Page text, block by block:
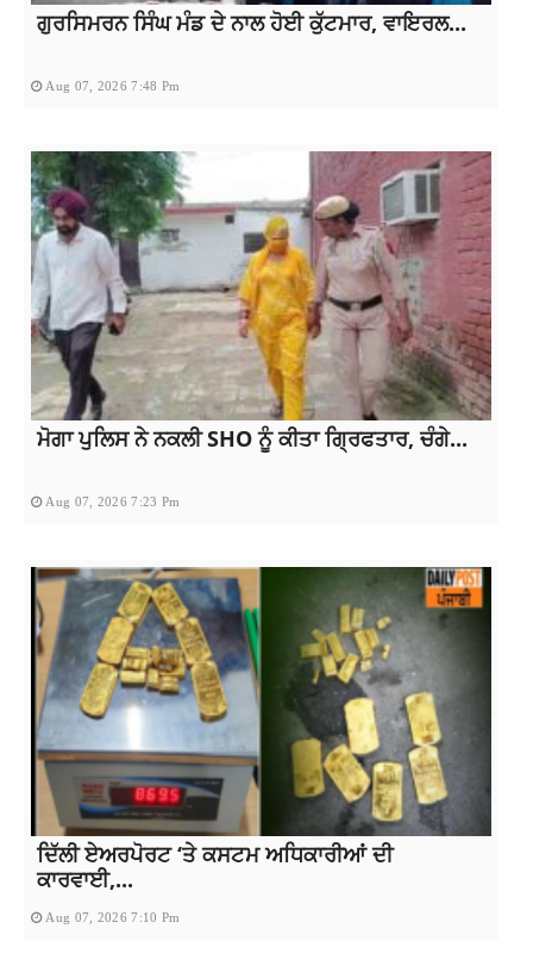
ਗੁਰਸਿਮਰਨ ਸਿੰਘ ਮੰਡ ਦੇ ਨਾਲ ਹੋਈ ਕੁੱਟਮਾਰ, ਵਾਇਰਲ...
Aug 07, 2026 7:48 Pm
ਮੋਗਾ ਪੁਲਿਸ ਨੇ ਨਕਲੀ SHO ਨੂੰ ਕੀਤਾ ਗ੍ਰਿਫਤਾਰ, ਚੰਗੇ...
Aug 07, 2026 7:23 Pm
ਦਿੱਲੀ ਏਅਰਪੋਰਟ ‘ਤੇ ਕਸਟਮ ਅਧਿਕਾਰੀਆਂ ਦੀ
ਕਾਰਵਾਈ,...
Aug 07, 2026 7:10 Pm